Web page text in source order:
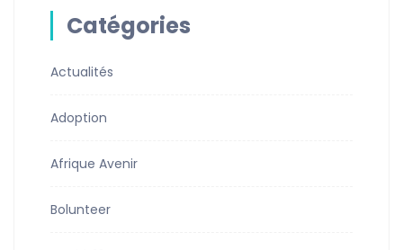
Catégories
Actualités
Adoption
Afrique Avenir
Bolunteer